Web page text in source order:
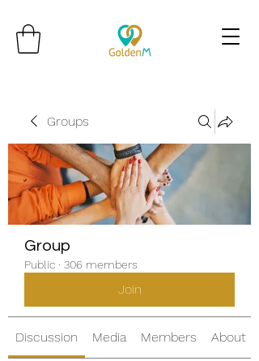
Groups
Group
Public · 306 members
Join
Discussion Media Members About